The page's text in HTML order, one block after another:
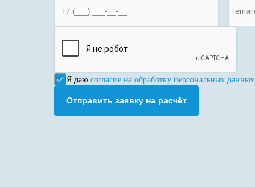
Я даю согласие на обработку персональных данных
Отправить заявку на расчёт